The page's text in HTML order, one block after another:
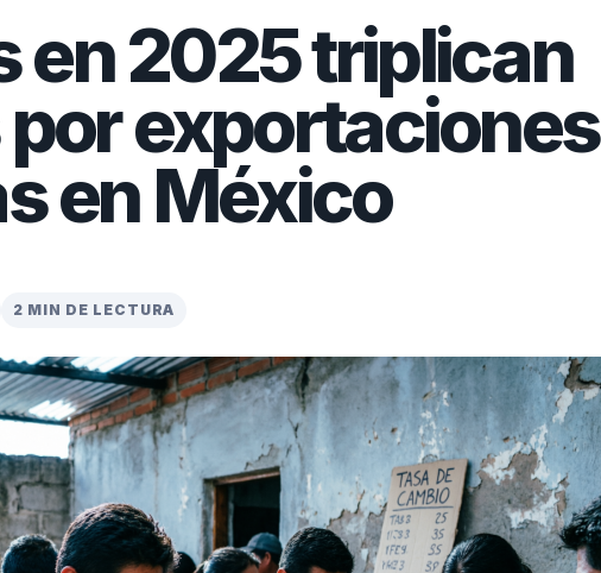
en 2025 triplican
exportaciones
en México
2 MIN DE LECTURA